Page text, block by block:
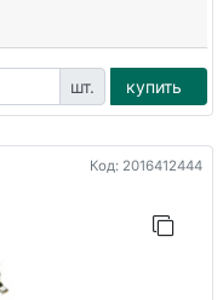
шт. купить
Код: 2016412444